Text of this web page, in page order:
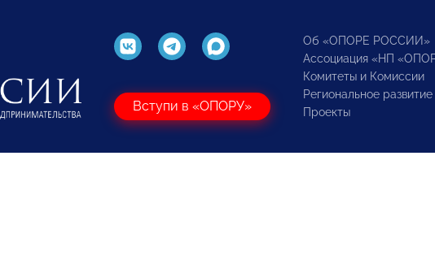
Вступи в «ОПОРУ»
Об «ОПОРЕ РОССИИ»
Ассоциация «НП
Комитеты и Комиссии
Региональное развитие
Проекты